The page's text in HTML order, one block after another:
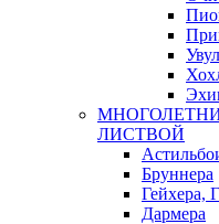
ЛИСТВОЙ
Бруннера
Гейхера,
Дармера